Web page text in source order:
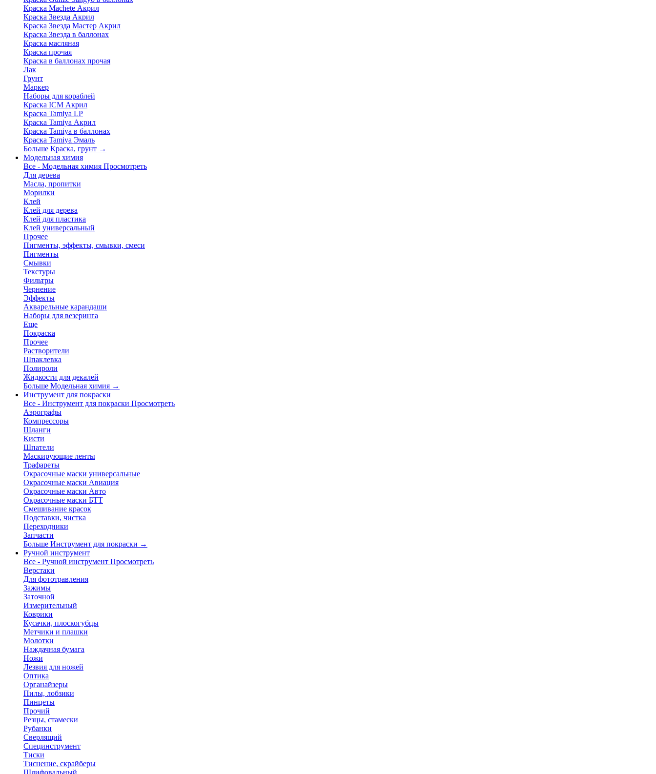
Краска Machete Акрил
Краска Звезда Акрил
Краска Звезда Мастер Акрил
Краска Звезда в баллонах
Краска масляная
Краска прочая
Краска в баллонах прочая
Лак
Грунт
Маркер
Наборы для кораблей
Краска ICM Акрил
Краска Tamiya LP
Краска Tamiya Акрил
Краска Tamiya в баллонах
Краска Tamiya Эмаль
Больше Краска, грунт →
Модельная химия
Все - Модельная химия Просмотреть
Для дерева
Масла, пропитки
Морилки
Клей
Клей для дерева
Клей для пластика
Клей универсальный
Прочее
Пигменты, эффекты, смывки, смеси
Пигменты
Смывки
Текстуры
Фильтры
Чернение
Эффекты
Акварельные карандаши
Наборы для везеринга
Еще
Покраска
Прочее
Растворители
Шпаклевка
Полироли
Жидкости для декалей
Больше Модельная химия →
Инструмент для покраски
Все - Инструмент для покраски Просмотреть
Аэрографы
Компрессоры
Шланги
Кисти
Шпатели
Маскирующие ленты
Трафареты
Окрасочные маски универсальные
Окрасочные маски Авиация
Окрасочные маски Авто
Окрасочные маски БТТ
Смешивание красок
Подставки, чистка
Переходники
Запчасти
Больше Инструмент для покраски →
Ручной инструмент
Все - Ручной инструмент Просмотреть
Верстаки
Для фототравления
Зажимы
Заточной
Измерительный
Коврики
Кусачки, плоскогубцы
Метчики и плашки
Молотки
Наждачная бумага
Ножи
Лезвия для ножей
Оптика
Органайзеры
Пилы, лобзики
Пинцеты
Прочий
Резцы, стамески
Рубанки
Сверлящий
Специнструмент
Тиски
Тиснение, скрайберы
Шлифовальный